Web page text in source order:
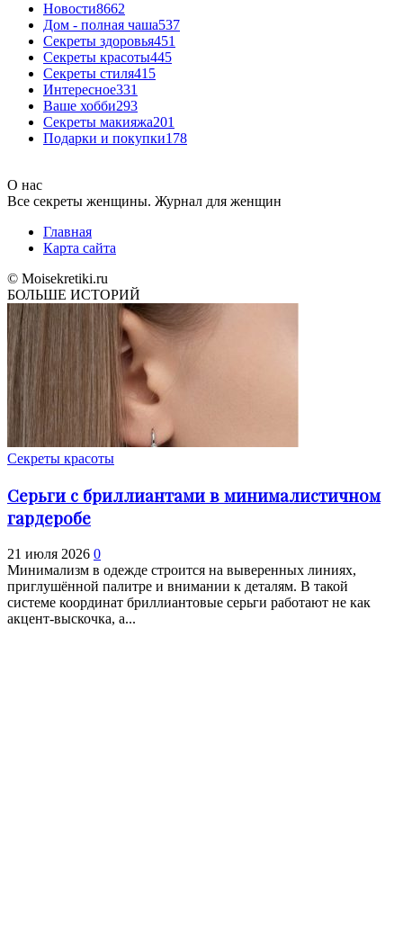
Новости8662
Дом - полная чаша537
Cекреты здоровья451
Секреты красоты445
Секреты стиля415
Интересное331
Ваше хобби293
Секреты макияжа201
Подарки и покупки178
О нас
Все секреты женщины. Журнал для женщин
Главная
Карта сайта
© Moisekretiki.ru
БОЛЬШЕ ИСТОРИЙ
Секреты красоты
Серьги с бриллиантами в минималистичном
гардеробе
21 июля 2026 0
Минимализм в одежде строится на выверенных линиях,
приглушённой палитре и внимании к деталям. В такой
системе координат бриллиантовые серьги работают не как
акцент-выскочка, а...